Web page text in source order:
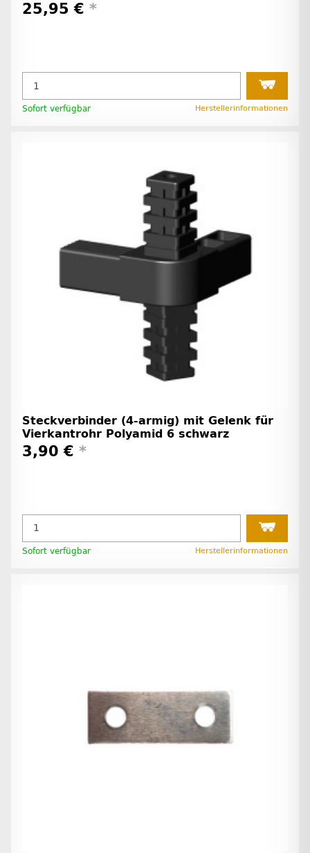
25,95 € *
Sofort verfügbar Herstellerinformationen
Steckverbinder (4-armig) mit Gelenk für
Vierkantrohr Polyamid 6 schwarz
3,90 € *
Sofort verfügbar Herstellerinformationen